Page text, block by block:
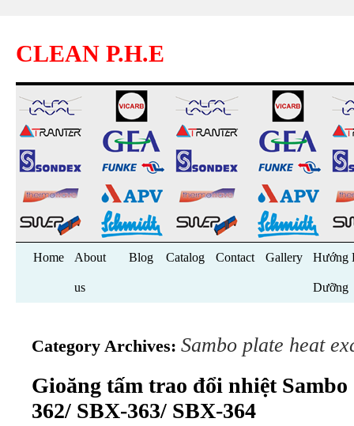
CLEAN P.H.E
Skip
Home About
us
Blog Catalog Contact Gallery Hướng
Dưỡng
Category Archives: Sambo plate heat
Gioăng tấm trao đổi nhiệt Sambo
362/ SBX-363/ SBX-364